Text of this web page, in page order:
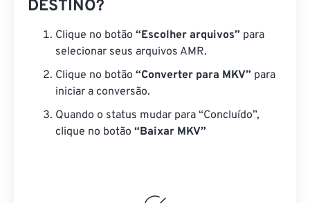
DESTINO?
Clique no botão “Escolher arquivos” para
selecionar seus arquivos AMR.
Clique no botão “Converter para MKV” para
iniciar a conversão.
Quando o status mudar para “Concluído”,
clique no botão “Baixar MKV”